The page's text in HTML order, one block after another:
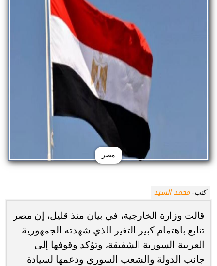
مصر
كتب-محمد السيد
قالت وزارة الخارجية، في بيان منذ قليل، إن مصر
تتابع باهتمام كبير التغير الذي شهدته الجمهورية
العربية السورية الشقيقة، وتؤكد وقوفها إلى
جانب الدولة والشعب السوري ودعمها لسيادة